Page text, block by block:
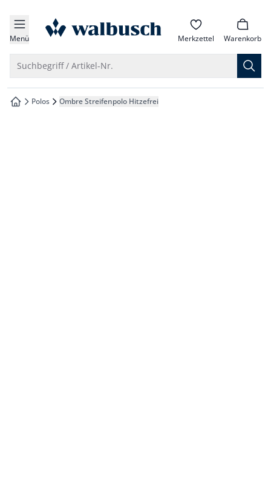
springen
springen
springen
springen
Menü zur Startseite Merkzettel Warenkorb
Suchbegriff / Artikel-Nr.
zur Startseite
Polos Ombre Streifenpolo Hitzefrei